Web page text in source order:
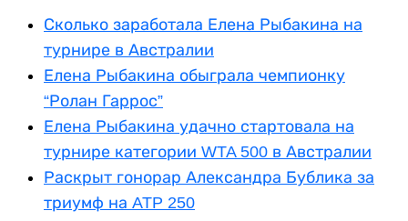
Сколько заработала Елена Рыбакина на
турнире в Австралии
Елена Рыбакина обыграла чемпионку
“Ролан Гаррос”
Елена Рыбакина удачно стартовала на
турнире категории WTA 500 в Австралии
Раскрыт гонорар Александра Бублика за
триумф на ATP 250